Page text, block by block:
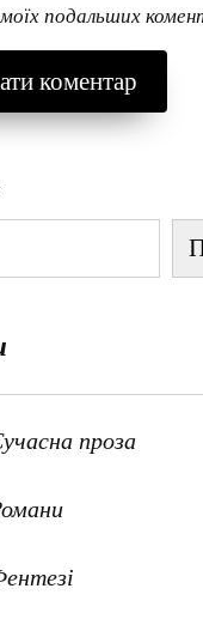
подальших
проза